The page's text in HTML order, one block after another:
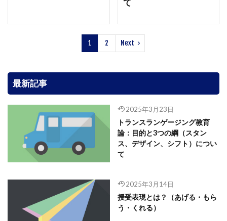
て
1 2 Next
最新記事
2025年3月23日
トランスランゲージング教育
論：目的と3つの綱（スタン
ス、デザイン、シフト）につい
て
2025年3月14日
授受表現とは？（あげる・もら
う・くれる）